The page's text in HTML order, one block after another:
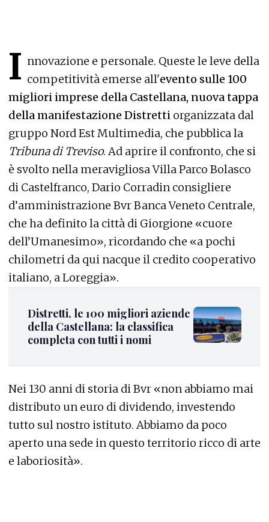
I nnovazione e personale. Queste le leve della
competitività emerse all'evento sulle 100
migliori imprese della Castellana, nuova tappa
della manifestazione Distretti organizzata dal
gruppo Nord Est Multimedia, che pubblica la
Tribuna di Treviso. Ad aprire il confronto, che si
è svolto nella meravigliosa Villa Parco Bolasco
di Castelfranco, Dario Corradin consigliere
d’amministrazione Bvr Banca Veneto Centrale,
che ha definito la città di Giorgione «cuore
dell’Umanesimo», ricordando che «a pochi
chilometri da qui nacque il credito cooperativo
italiano, a Loreggia».
Distretti, le 100 migliori aziende
della Castellana: la classifica
completa con tutti i nomi
Nei 130 anni di storia di Bvr «non abbiamo mai
distributo un euro di dividendo, investendo
tutto sul nostro istituto. Abbiamo da poco
aperto una sede in questo territorio ricco di arte
e laboriosità».